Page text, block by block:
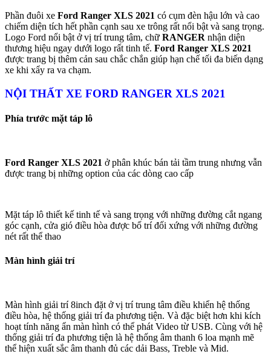
Phần đuôi xe Ford Ranger XLS 2021 có cụm đèn hậu lớn và cao
chiếm diện tích hết phần cạnh sau xe trông rất nổi bật và sang trọng.
Logo Ford nổi bật ở vị trí trung tâm, chữ RANGER nhận diện
thương hiệu ngay dưới logo rất tinh tế. Ford Ranger XLS 2021
được trang bị thêm cản sau chắc chắn giúp hạn chế tối đa biến dạng
xe khi xẩy ra va chạm.
NỘI THẤT XE FORD RANGER XLS 2021
Phía trước mặt táp lô
Ford Ranger XLS 2021 ở phân khúc bán tải tầm trung nhưng vẫn
được trang bị những option của các dòng cao cấp
Mặt táp lô thiết kế tinh tế và sang trọng với những đường cắt ngang
góc cạnh, cửa gió điều hòa được bố trí đối xứng với những đường
nét rất thể thao
Màn hình giải trí
Màn hình giải trí 8inch đặt ở vị trí trung tâm điều khiển hệ thống
điều hòa, hệ thống giải trí đa phương tiện. Và đặc biệt hơn khi kích
hoạt tính năng ẩn màn hình có thể phát Video từ USB. Cùng với hệ
thống giải trí đa phương tiện là hệ thống âm thanh 6 loa mạnh mẽ
thể hiện xuất sắc âm thanh đủ các dải Bass, Treble và Mid.